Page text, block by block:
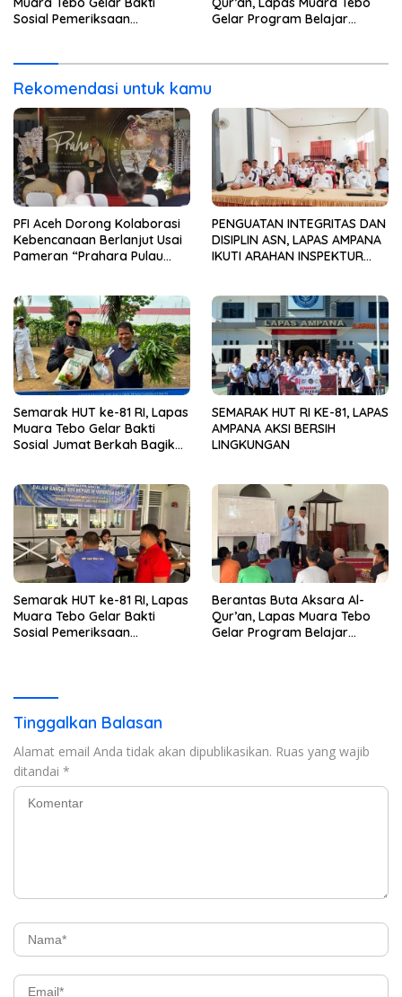
Sosial Pemeriksaan
Gelar Program Belajar
Rekomendasi untuk kamu
PFI Aceh Dorong Kolaborasi
Kebencanaan Berlanjut Usai
Pameran “Prahara Pulau
PENGUATAN INTEGRITAS DAN
DISIPLIN ASN, LAPAS AMPANA
IKUTI ARAHAN INSPEKTUR
Semarak HUT ke-81 RI, Lapas
Muara Tebo Gelar Bakti
Sosial Jumat Berkah Bagikan
SEMARAK HUT RI KE-81, LAPAS
AMPANA AKSI BERSIH
LINGKUNGAN
Semarak HUT ke-81 RI, Lapas
Muara Tebo Gelar Bakti
Sosial Pemeriksaan
Berantas Buta Aksara Al-
Qur’an, Lapas Muara Tebo
Gelar Program Belajar
Tinggalkan Balasan
Alamat email Anda tidak akan dipublikasikan. Ruas yang wajib
ditandai *